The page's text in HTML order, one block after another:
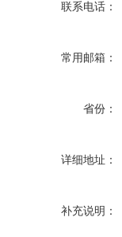
联系电话：
常用邮箱：
省份：
详细地址：
补充说明：